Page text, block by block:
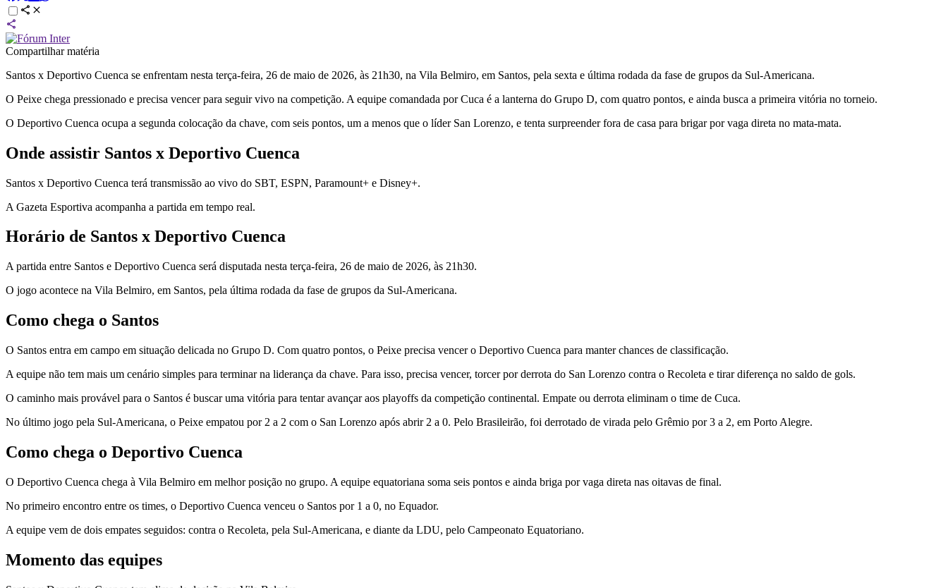
Compartilhar matéria
Santos x Deportivo Cuenca se enfrentam nesta terça-feira, 26 de maio de 2026, às 21h30, na Vila Belmiro, em Santos, pela sexta e última rodada da fase de grupos da Sul-Americana.
O Peixe chega pressionado e precisa vencer para seguir vivo na competição. A equipe comandada por Cuca é a lanterna do Grupo D, com quatro pontos, e ainda busca a primeira vitória no torneio.
O Deportivo Cuenca ocupa a segunda colocação da chave, com seis pontos, um a menos que o líder San Lorenzo, e tenta surpreender fora de casa para brigar por vaga direta no mata-mata.
Onde assistir Santos x Deportivo Cuenca
Santos x Deportivo Cuenca terá transmissão ao vivo do SBT, ESPN, Paramount+ e Disney+.
A Gazeta Esportiva acompanha a partida em tempo real.
Horário de Santos x Deportivo Cuenca
A partida entre Santos e Deportivo Cuenca será disputada nesta terça-feira, 26 de maio de 2026, às 21h30.
O jogo acontece na Vila Belmiro, em Santos, pela última rodada da fase de grupos da Sul-Americana.
Como chega o Santos
O Santos entra em campo em situação delicada no Grupo D. Com quatro pontos, o Peixe precisa vencer o Deportivo Cuenca para manter chances de classificação.
A equipe não tem mais um cenário simples para terminar na liderança da chave. Para isso, precisa vencer, torcer por derrota do San Lorenzo contra o Recoleta e tirar diferença no saldo de gols.
O caminho mais provável para o Santos é buscar uma vitória para tentar avançar aos playoffs da competição continental. Empate ou derrota eliminam o time de Cuca.
No último jogo pela Sul-Americana, o Peixe empatou por 2 a 2 com o San Lorenzo após abrir 2 a 0. Pelo Brasileirão, foi derrotado de virada pelo Grêmio por 3 a 2, em Porto Alegre.
Como chega o Deportivo Cuenca
O Deportivo Cuenca chega à Vila Belmiro em melhor posição no grupo. A equipe equatoriana soma seis pontos e ainda briga por vaga direta nas oitavas de final.
No primeiro encontro entre os times, o Deportivo Cuenca venceu o Santos por 1 a 0, no Equador.
A equipe vem de dois empates seguidos: contra o Recoleta, pela Sul-Americana, e diante da LDU, pelo Campeonato Equatoriano.
Momento das equipes